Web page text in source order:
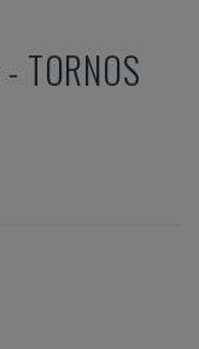
- TORNOS